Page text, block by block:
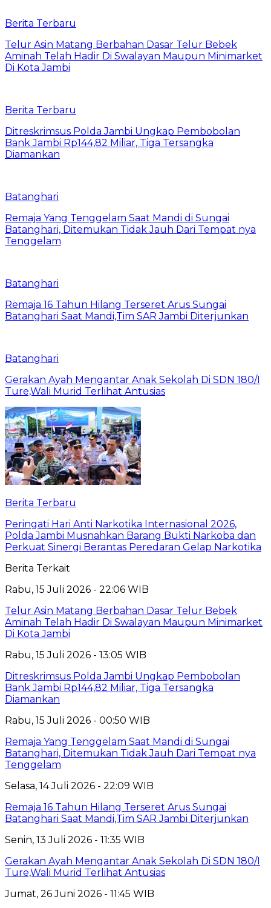
Berita Terbaru
Telur Asin Matang Berbahan Dasar Telur Bebek
Aminah Telah Hadir Di Swalayan Maupun Minimarket
Di Kota Jambi
Berita Terbaru
Ditreskrimsus Polda Jambi Ungkap Pembobolan
Bank Jambi Rp144,82 Miliar, Tiga Tersangka
Diamankan
Batanghari
Remaja Yang Tenggelam Saat Mandi di Sungai
Batanghari, Ditemukan Tidak Jauh Dari Tempat nya
Tenggelam
Batanghari
Remaja 16 Tahun Hilang Terseret Arus Sungai
Batanghari Saat Mandi,Tim SAR Jambi Diterjunkan
Batanghari
Gerakan Ayah Mengantar Anak Sekolah Di SDN 180/I
Ture,Wali Murid Terlihat Antusias
Berita Terbaru
Peringati Hari Anti Narkotika Internasional 2026,
Polda Jambi Musnahkan Barang Bukti Narkoba dan
Perkuat Sinergi Berantas Peredaran Gelap Narkotika
Berita Terkait
Rabu, 15 Juli 2026 - 22:06 WIB
Telur Asin Matang Berbahan Dasar Telur Bebek
Aminah Telah Hadir Di Swalayan Maupun Minimarket
Di Kota Jambi
Rabu, 15 Juli 2026 - 13:05 WIB
Ditreskrimsus Polda Jambi Ungkap Pembobolan
Bank Jambi Rp144,82 Miliar, Tiga Tersangka
Diamankan
Rabu, 15 Juli 2026 - 00:50 WIB
Remaja Yang Tenggelam Saat Mandi di Sungai
Batanghari, Ditemukan Tidak Jauh Dari Tempat nya
Tenggelam
Selasa, 14 Juli 2026 - 22:09 WIB
Remaja 16 Tahun Hilang Terseret Arus Sungai
Batanghari Saat Mandi,Tim SAR Jambi Diterjunkan
Senin, 13 Juli 2026 - 11:35 WIB
Gerakan Ayah Mengantar Anak Sekolah Di SDN 180/I
Ture,Wali Murid Terlihat Antusias
Jumat, 26 Juni 2026 - 11:45 WIB